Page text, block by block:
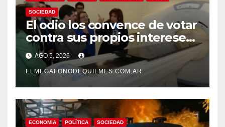
SOCIEDAD
El odio los convence de votar
contra sus propios intereses.
Una Sociedad atrapada en la
grieta
AGO 5, 2026
ELMEGAFONODEQUILMES.COM.AR
ECONOMIA POLÍTICA SOCIEDAD